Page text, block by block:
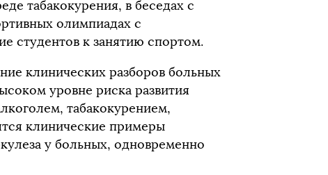
табакокурения, в беседах с
олимпиадах с
студентов к занятию спортом.
клинических разборов больных
уровне риска развития
табакокурением,
клинические примеры
у больных, одновременно